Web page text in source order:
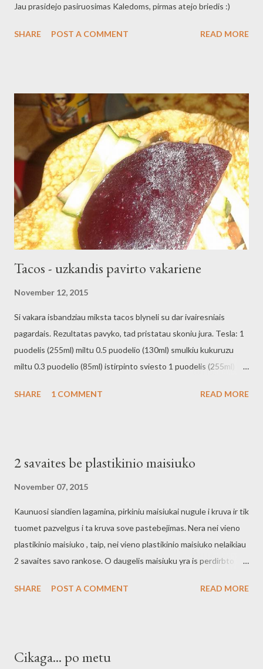
Jau prasidejo pasiruosimas Kaledoms, pirmas atejo briedis :)
SHARE POST A COMMENT READ MORE
Tacos - uzkandis pavirto vakariene
November 12, 2015
Si vakara isbandziau miksta tacos blyneli su dar ivairesniais
pagardais. Rezultatas pavyko, tad pristatau skoniu jura. Tesla: 1
puodelis (255ml) miltu 0.5 puodelio (130ml) smulkiu kukuruzu
miltu 0.3 puodelio (85ml) istirpinto sviesto 1 puodelis (255ml)
druskos Tacos blyneliu kepimas: Ismaisyti miltus ir druska, imusti
skersmens blyneli. Apkepti is abiju pusiu blyneli, kol graziai
agurkas Pakepta vistiena Ir Bandito padazas Tacos
SHARE 1 COMMENT READ MORE
2 savaites be plastikinio maisiuko
November 07, 2015
Kaunuosi siandien lagamina, pirkiniu maisiukai nugule i kruva ir tik
tuomet pazvelgus i ta kruva sove pastebejimas. Nera nei vieno
plastikinio maisiuko , taip, nei vieno plastikinio maisiuko nelaikiau
2 savaites savo rankose. O daugelis maisiuku yra is perdirbto
plastiko mes dar gerokai per daug naudojame savo kasdienineje
SHARE POST A COMMENT READ MORE
Cikaga... po metu